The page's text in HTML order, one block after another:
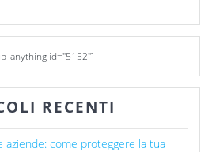
id="5152"]
RECENTI
aziende: come proteggere la tua